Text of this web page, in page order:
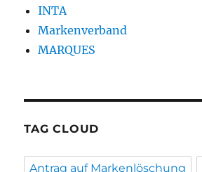
INTA
Markenverband
MARQUES
TAG CLOUD
Antrag auf Markenlöschung